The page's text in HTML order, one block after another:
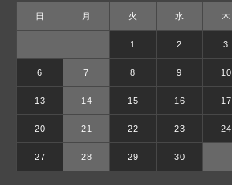
日 月 火 水 木
1 2 3
6 7 8 9 10
13 14 15 16 17
20 21 22 23 24
27 28 29 30